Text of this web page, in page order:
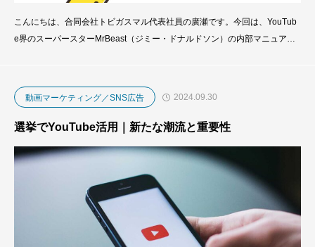
こんにちは、合同会社トビガスマル代表社員の廣瀬です。今回は、YouTub
e界のスーパースターMrBeast（ジミー・ドナルドソン）の内部マニュアル
な彼の成功の裏側が、36ページのマニュアルとして公開され、今や全世界
のクリエイターたちの注目を集めています​。
動画マーケティング／SNS広告 2024.09.30
選挙でYouTube活用｜新たな潮流と重要性